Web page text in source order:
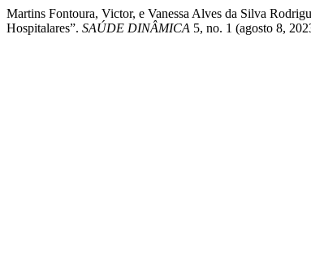
Martins Fontoura, Victor, e Vanessa Alves da Silva
Hospitalares”. SAÚDE DINÂMICA 5, no. 1 (agosto 8,